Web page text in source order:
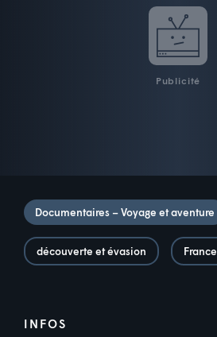
Publicité
Documentaires – Voyage et aventure
découverte et évasion France
INFOS